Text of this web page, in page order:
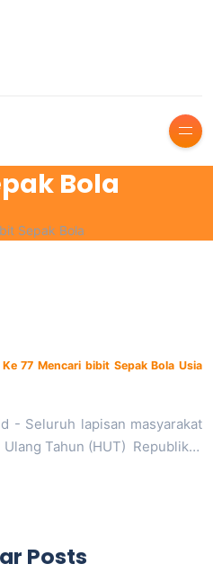
Bola
Sepak Bola
77 Mencari bibit Sepak Bola Usia
- Seluruh lapisan masyarakat
Ulang Tahun (HUT) Republik…
Posts